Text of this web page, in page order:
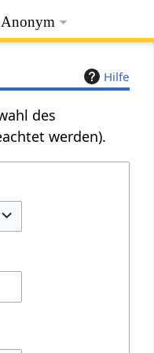
Anonym
Hilfe
des
werden).